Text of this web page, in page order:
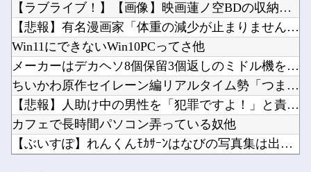
【ラブライブ！】【画像】映画蓮ノ空BDの収納ケースイラスト他
【悲報】有名漫画家「体重の減少が止まりません」→ファンから心...
Win11にできないWin10PCってさ他
メーカーはデカヘソ8個保留3個返しのミドル機を出せよ！！！！...
ちいかわ原作セイレーン編リアルタイム勢「つまんねえ」「ゴミ」...
【悲報】人助け中の男性を「犯罪ですよ！」と責めた女性、警察が...
カフェで長時間パソコン弄っている奴他
【ぶいすぽ】れんくんﾓｶｻｰﾝはなびの写真集は出ない他